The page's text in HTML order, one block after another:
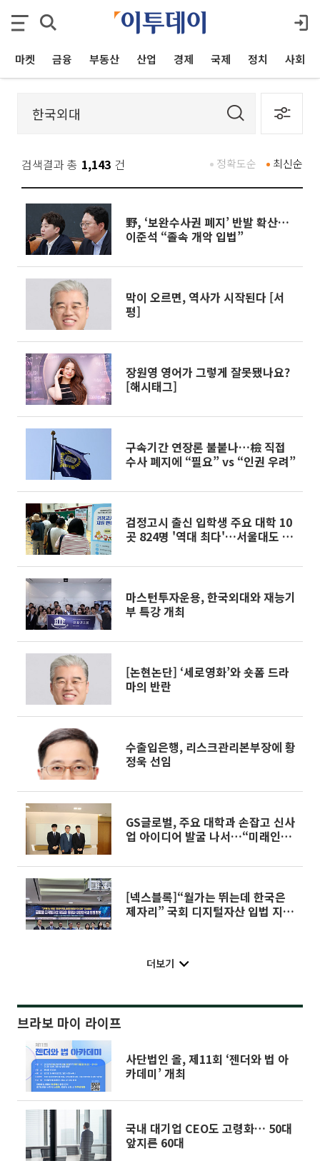
마켓 금융 부동산 산업 경제 국제 정치 사회
검색결과 총 1,143 건 최신순
정확도순
野, ‘보완수사권 폐지’ 반발 확산…
이준석 “졸속 개악 입법”
막이 오르면, 역사가 시작된다 [서
평]
장원영 영어가 그렇게 잘못됐나요?
[해시태그]
구속기간 연장론 불붙나…檢 직접
수사 폐지에 “필요” vs “인권 우려”
검정고시 출신 입학생 주요 대학 10
곳 824명 '역대 최다'…서울대도 최
마스턴투자운용, 한국외대와 재능기
부 특강 개최
[논현논단] ‘세로영화’와 숏폼 드라
마의 반란
수출입은행, 리스크관리본부장에 황
정욱 선임
GS글로벌, 주요 대학과 손잡고 신사
업 아이디어 발굴 나서…“미래인재
[넥스블록]“월가는 뛰는데 한국은
제자리” 국회 디지털자산 입법 지연
더보기
브라보 마이 라이프
사단법인 올, 제11회 ‘젠더와 법 아
카데미’ 개최
국내 대기업 CEO도 고령화… 50대
앞지른 60대